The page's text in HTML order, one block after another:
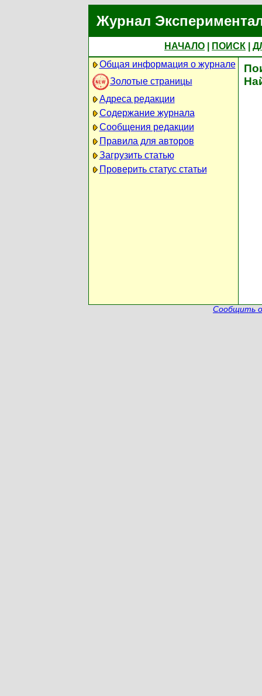
Журнал
НАЧАЛО ПОИСК
Общая информация о журнале
Золотые страницы
Адреса редакции
Содержание журнала
Сообщения редакции
Правила для авторов
Загрузить статью
Проверить статус статьи
Сообщить о